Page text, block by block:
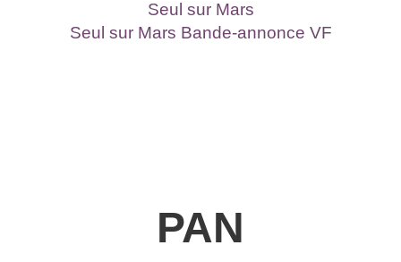
Seul sur Mars
Seul sur Mars Bande-annonce VF
PAN